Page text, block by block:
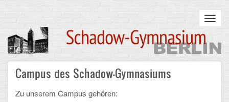
content
Main
navigation
STARTSEITE
UNSERE SCHULE
Campus des Schadow-Gymnasiums
Zu unserem Campus gehören: